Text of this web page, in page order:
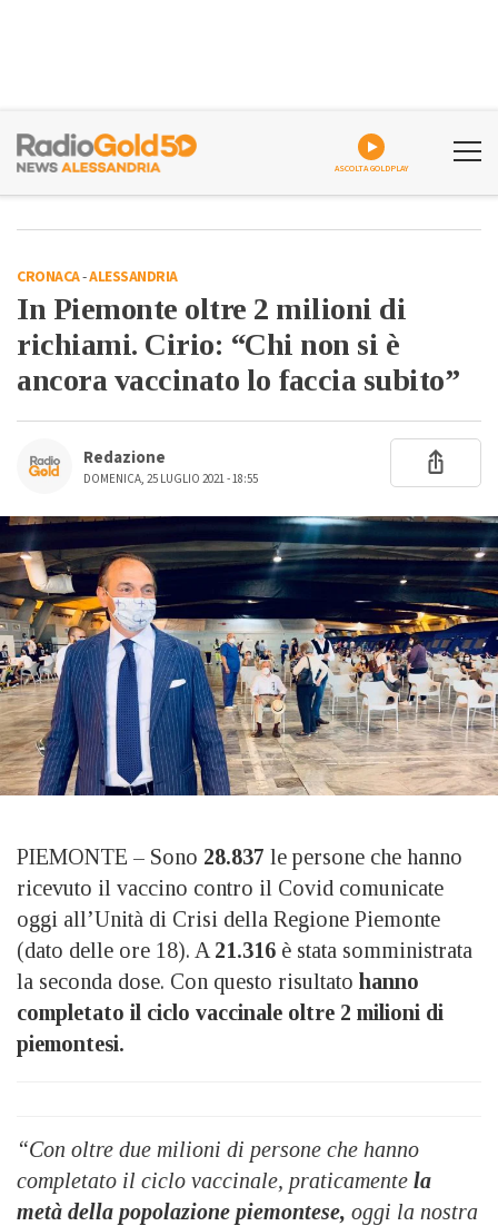
ASCOLTA GOLDPLAY
CRONACA-ALESSANDRIA
In Piemonte oltre 2 milioni di
richiami. Cirio: “Chi non si è
ancora vaccinato lo faccia subito”
Redazione
DOMENICA, 25 LUGLIO 2021 - 18:55
PIEMONTE – Sono 28.837 le persone che hanno
ricevuto il vaccino contro il Covid comunicate
oggi all’Unità di Crisi della Regione Piemonte
(dato delle ore 18). A21.316 è stata somministrata
la seconda dose. Con questo risultato hanno
completato il ciclo vaccinale oltre 2 milioni di
piemontesi.
“Con oltre due milioni di persone che hanno
completato il ciclo vaccinale, praticamente la
metà della popolazione piemontese, oggi la nostra